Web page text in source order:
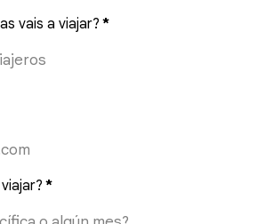
vais a viajar? *
*